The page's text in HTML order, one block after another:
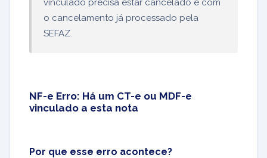
vinculado precisa estar cancelado e com
o cancelamento já processado pela
SEFAZ.
NF-e Erro: Há um CT-e ou MDF-e
vinculado a esta nota
Por que esse erro acontece?